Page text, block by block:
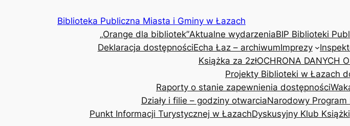
Biblioteka Publiczna Miasta i Gminy w Łazach
„Orange dla bibliotek”Aktualne wydarzeniaBIP Biblioteki
Deklaracja dostępnościEcha Łaz – archiwumImprezy
Książka za 2złOCHRONA DANYCH
Projekty Biblioteki w Łazach
Raporty o stanie zapewnienia dostępności
Działy i filie – godziny otwarciaNarodowy
Punkt Informacji Turystycznej w ŁazachDyskusyjny Klub Książki